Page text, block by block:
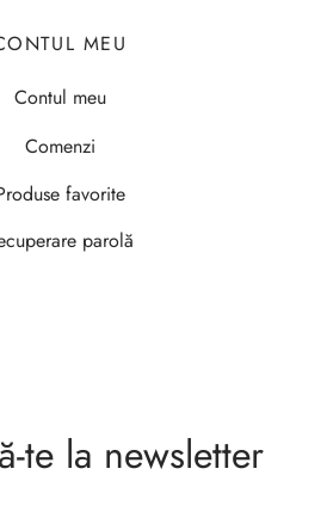
MEU
Contul meu
Comenzi
favorite
parolă
te la newsletter